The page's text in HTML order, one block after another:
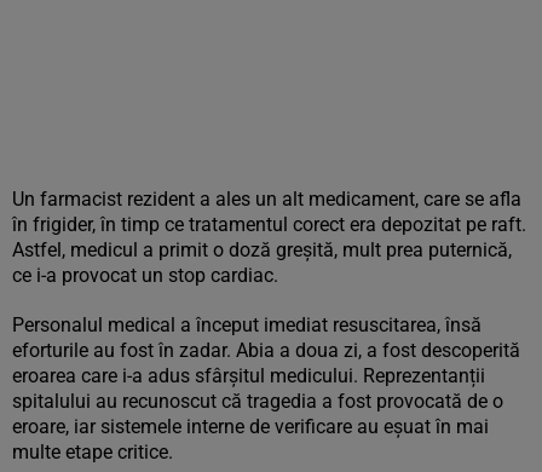
Un farmacist rezident a ales un alt medicament, care se afla
în frigider, în timp ce tratamentul corect era depozitat pe raft.
Astfel, medicul a primit o doză greșită, mult prea puternică,
ce i-a provocat un stop cardiac.
Personalul medical a început imediat resuscitarea, însă
eforturile au fost în zadar. Abia a doua zi, a fost descoperită
eroarea care i-a adus sfârșitul medicului. Reprezentanții
spitalului au recunoscut că tragedia a fost provocată de o
eroare, iar sistemele interne de verificare au eșuat în mai
multe etape critice.